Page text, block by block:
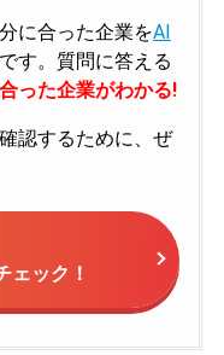
に合った企業をAI
す。質問に答える
った企業がわかる!
認するために、ぜ
ェック！